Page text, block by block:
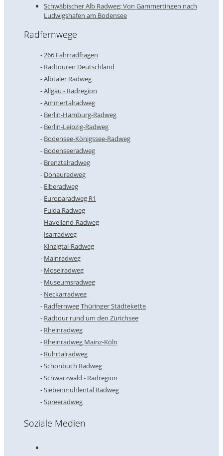
Schwäbischer Alb Radweg: Von Gammertingen nach
Ludwigshafen am Bodensee
Radfernwege
266 Fahrradfragen
Radtouren Deutschland
Albtäler Radweg
Allgäu - Radregion
Ammertalradweg
Berlin-Hamburg-Radweg
Berlin-Leipzig-Radweg
Bodensee-Königssee-Radweg
Bodenseeradweg
Brenztalradweg
Donauradweg
Elberadweg
Europaradweg R1
Fulda Radweg
Havelland-Radweg
Isarradweg
Kinzigtal-Radweg
Mainradweg
Moselradweg
Museumsradweg
Neckarradweg
Radfernweg Thüringer Städtekette
Radtour rund um den Zürichsee
Rheinradweg
Rheinradweg Mainz-Köln
Ruhrtalradweg
Schönbuch Radweg
Schwarzwald - Radregion
Siebenmühlental Radweg
Spreeradweg
Soziale Medien